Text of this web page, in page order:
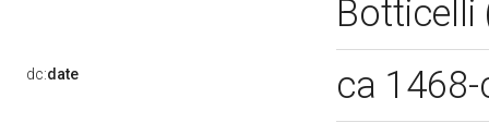
Botticelli
dc:date ca